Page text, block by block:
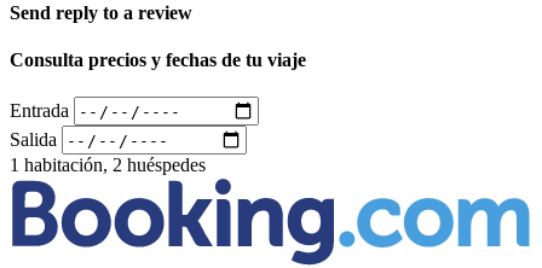
Send reply to a review
Consulta precios y fechas de tu viaje
Entrada
Salida
1 habitación, 2 huéspedes